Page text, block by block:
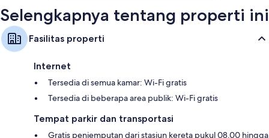
Selengkapnya tentang properti ini
Fasilitas properti
Internet
Tersedia di semua kamar: Wi-Fi gratis
Tersedia di beberapa area publik: Wi-Fi gratis
Tempat parkir dan transportasi
Gratis penjemputan dari stasiun kereta pukul 08.00 hingga